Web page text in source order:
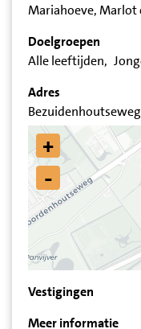
Mariahoeve, Marlot
Doelgroepen
Alle leeftijden
Adres
Bezuidenhoutseweg
+
-
Vestigingen
Meer informatie